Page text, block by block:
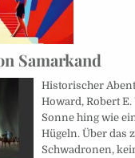
Samarkand
Historischer
Howard, Robert
Sonne hing wie
Hügeln. Über das
Schwadronen,